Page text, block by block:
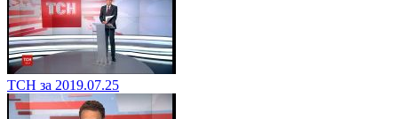
ТСН за 2019.07.25